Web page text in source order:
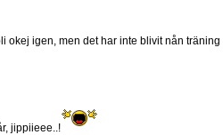
okej igen, men det har inte blivit nån
jippiieee..!